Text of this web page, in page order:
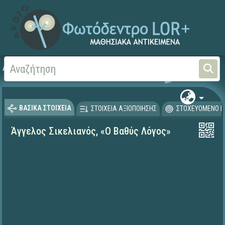
Αρχική Γλώσσα και Λογοτεχνία
ΒΑΣΙΚΑ ΣΤΟΙΧΕΙΑ ΣΤΟΙΧΕΙΑ ΑΞΙΟΠΟΙΗΣΗΣ ΣΤΟΧΕΥΟΜΕΝΟ
Άγγελος Σικελιανός, «Ο Βαθύς Λόγος»